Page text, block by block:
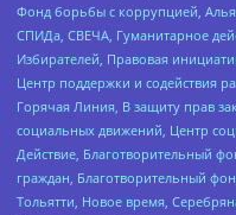
Фонд борьбы с коррупцией,
СПИДа, СВЕЧА, Гуманитарное
Избирателей, Правовая
Центр поддержки и содействия
Горячая Линия, В защиту прав
социальных движений, Центр
Действие, Благотворительный
граждан, Благотворительный
Тольятти, Новое время,